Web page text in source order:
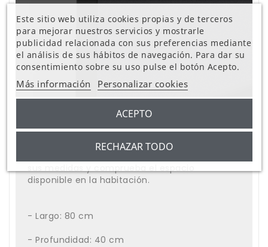
Medidas de la cómoda Phoebe:
sus medidas y comprueba el espacio
disponible en la habitación.
- Largo: 80 cm
- Profundidad: 40 cm
Este sitio web utiliza cookies propias y de terceros
para mejorar nuestros servicios y mostrarle
publicidad relacionada con sus preferencias mediante
el análisis de sus hábitos de navegación. Para dar su
consentimiento sobre su uso pulse el botón Acepto.
Más información Personalizar cookies
RECHAZAR TODO
ACEPTO